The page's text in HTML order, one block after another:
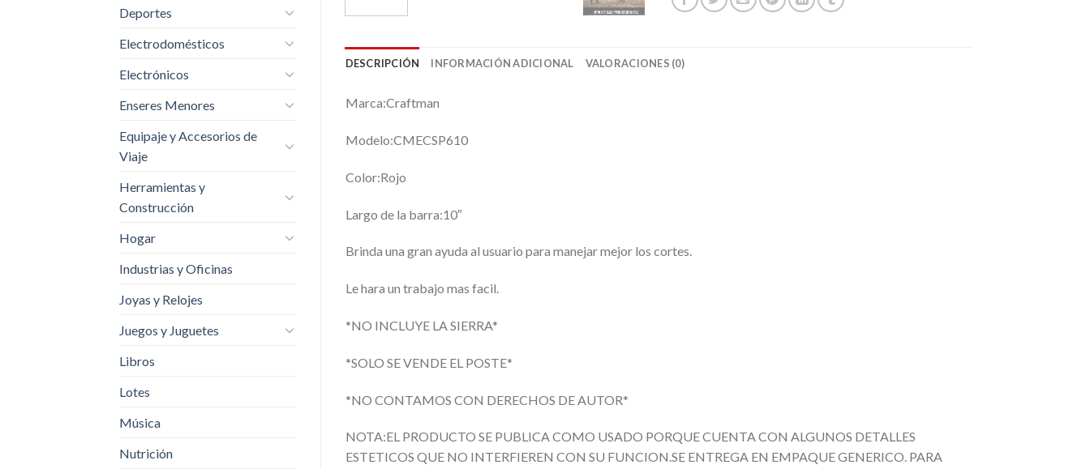
Deportes
Electrodomésticos
Electrónicos
Enseres Menores
Equipaje y Accesorios de
Viaje
Herramientas y
Construcción
Hogar
Industrias y Oficinas
Joyas y Relojes
Juegos y Juguetes
Libros
Lotes
Música
Nutrición
DESCRIPCIÓN INFORMACIÓN ADICIONAL VALORACIONES (0)
Marca:Craftman
Modelo:CMECSP610
Color:Rojo
Largo de la barra:10″
Brinda una gran ayuda al usuario para manejar mejor los cortes.
Le hara un trabajo mas facil.
*NO INCLUYE LA SIERRA*
*SOLO SE VENDE EL POSTE*
*NO CONTAMOS CON DERECHOS DE AUTOR*
NOTA:EL PRODUCTO SE PUBLICA COMO USADO PORQUE CUENTA CON ALGUNOS DETALLES
ESTETICOS QUE NO INTERFIEREN CON SU FUNCION.SE ENTREGA EN EMPAQUE GENERICO. PARA